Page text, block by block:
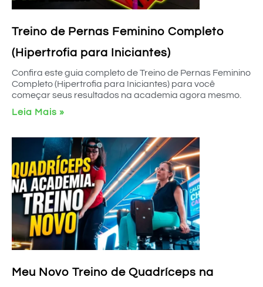
Treino de Pernas Feminino Completo
(Hipertrofia para Iniciantes)
Confira este guia completo de Treino de Pernas Feminino
Completo (Hipertrofia para Iniciantes) para você
começar seus resultados na academia agora mesmo.
Leia Mais »
Meu Novo Treino de Quadríceps na